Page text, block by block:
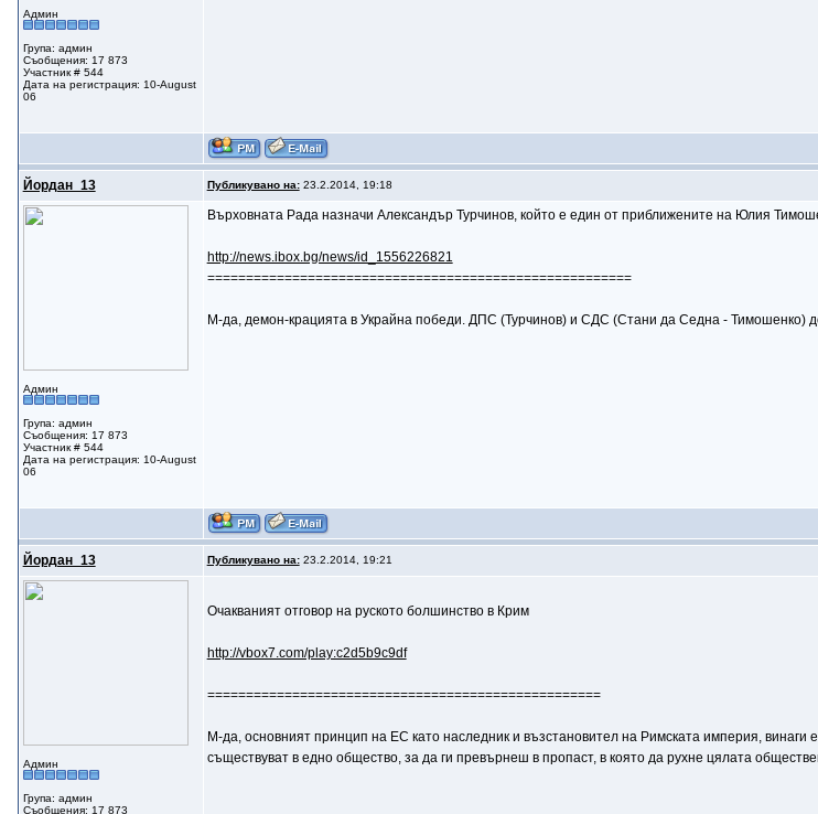
Админ
Група: админ
Съобщения: 17 873
Участник # 544
Дата на регистрация: 10-August
06
Йордан_13 Публикувано на:23.2.2014, 19:18
Админ
Група: админ
Съобщения: 17 873
Участник # 544
Дата на регистрация: 10-August
06
Върховната Рада назначи Александър Турчинов, който е един от приближените на Юлия
http://news.ibox.bg/news/id_1556226821
=======================================================
М-да, демон-крацията в Украйна победи. ДПС (Турчинов) и СДС (Стани да Седна - Тимошенко)
Йордан_13 Публикувано на:23.2.2014, 19:21
Админ
Група: админ
Съобщения: 17 873
Очакваният отговор на руското болшинство в Крим
http://vbox7.com/play:c2d5b9c9df
===================================================
М-да, основният принцип на ЕС като наследник и възстановител на Римската империя,
съществуват в едно общество, за да ги превърнеш в пропаст, в която да рухне цялата